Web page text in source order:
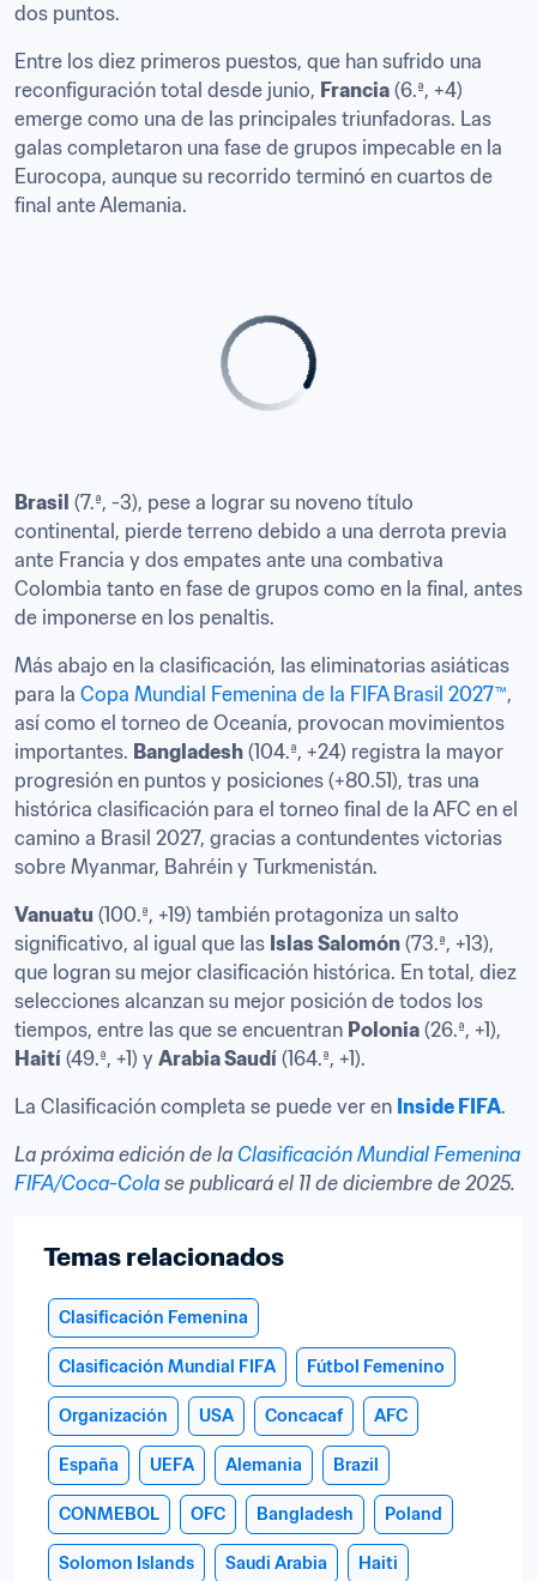
dos puntos.
Entre los diez primeros puestos, que han sufrido una
reconfiguración total desde junio, Francia (6.ª, +4)
emerge como una de las principales triunfadoras. Las
galas completaron una fase de grupos impecable en la
Eurocopa, aunque su recorrido terminó en cuartos de
final ante Alemania.
Brasil (7.ª, -3), pese a lograr su noveno título
continental, pierde terreno debido a una derrota previa
ante Francia y dos empates ante una combativa
Colombia tanto en fase de grupos como en la final, antes
de imponerse en los penaltis.
Más abajo en la clasificación, las eliminatorias asiáticas
para la Copa Mundial Femenina de la FIFA Brasil 2027™,
así como el torneo de Oceanía, provocan movimientos
importantes. Bangladesh (104.ª, +24) registra la mayor
progresión en puntos y posiciones (+80.51), tras una
histórica clasificación para el torneo final de la AFC en el
camino a Brasil 2027, gracias a contundentes victorias
sobre Myanmar, Bahréin y Turkmenistán.
Vanuatu (100.ª, +19) también protagoniza un salto
significativo, al igual que las Islas Salomón (73.ª, +13),
que logran su mejor clasificación histórica. En total, diez
selecciones alcanzan su mejor posición de todos los
tiempos, entre las que se encuentran Polonia
Haití (49.ª, +1) y Arabia Saudí (164.ª, +1).
La Clasificación completa se puede ver en Inside FIFA.
La próxima edición de la Clasificación Mundial Femenina
FIFA/Coca-Cola se publicará el 11 de diciembre de 2025.
Temas relacionados
Clasificación Femenina
Clasificación Mundial FIFA Fútbol Femenino
Organización USA Concacaf AFC
España UEFA Alemania Brazil
CONMEBOL OFC Bangladesh Poland
Solomon Islands Saudi Arabia Haiti